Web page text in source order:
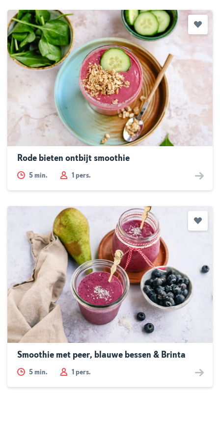
Rode bieten ontbijt smoothie
5 min. 1 pers.
Smoothie met peer, blauwe bessen & Brinta
5 min. 1 pers.